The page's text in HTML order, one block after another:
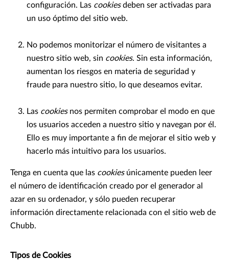
configuración. Las cookiesdeben ser activadas para
un uso óptimo del sitio web.
No podemos monitorizar el número de visitantes a
nuestro sitio web, sin cookies. Sin esta información,
aumentan los riesgos en materia de seguridad y
fraude para nuestro sitio, lo que deseamos evitar.
Las cookiesnos permiten comprobar el modo en que
los usuarios acceden a nuestro sitio y navegan por él.
Ello es muy importante a fin de mejorar el sitio web y
hacerlo más intuitivo para los usuarios.
Tenga en cuenta que las cookiesúnicamente pueden leer
el número de identificación creado por el generador al
azar en su ordenador, y sólo pueden recuperar
información directamente relacionada con el sitio web de
Chubb.
Tipos de Cookies